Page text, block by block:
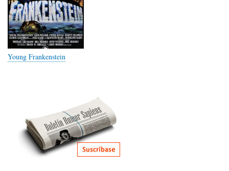
Young Frankenstein